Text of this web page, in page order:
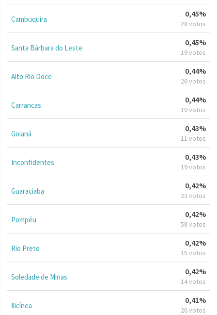
Cambuquira
0,45%
28 votos
Santa Bárbara do Leste
0,45%
19 votos
Alto Rio Doce
0,44%
26 votos
Carrancas
0,44%
10 votos
Goianá
0,43%
11 votos
Inconfidentes
0,43%
19 votos
Guaraciaba
0,42%
23 votos
Pompéu
0,42%
58 votos
Rio Preto
0,42%
15 votos
Soledade de Minas
0,42%
14 votos
Ilicínea
0,41%
26 votos